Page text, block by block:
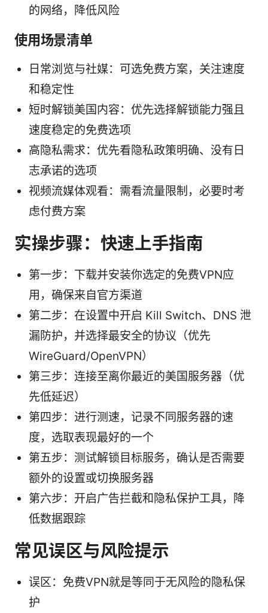
的网络，降低风险
使用场景清单
日常浏览与社媒：可选免费方案，关注速度
和稳定性
短时解锁美国内容：优先选择解锁能力强且
速度稳定的免费选项
高隐私需求：优先看隐私政策明确、没有日
志承诺的选项
视频流媒体观看：需看流量限制，必要时考
虑付费方案
实操步骤：快速上手指南
第一步：下载并安装你选定的免费VPN应
用，确保来自官方渠道
第二步：在设置中开启 Kill Switch、DNS 泄
漏防护，并选择最安全的协议（优先
WireGuard/OpenVPN）
第三步：连接至离你最近的美国服务器（优
先低延迟）
第四步：进行测速，记录不同服务器的速
度，选取表现最好的一个
第五步：测试解锁目标服务，确认是否需要
额外的设置或切换服务器
第六步：开启广告拦截和隐私保护工具，降
低数据跟踪
常见误区与风险提示
误区：免费VPN就是等同于无风险的隐私保
护